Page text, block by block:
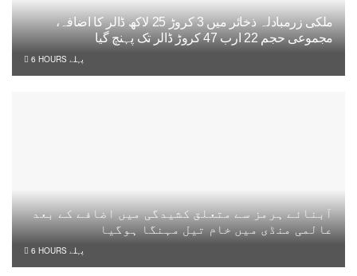
ملکی زرمبادلہ ذخائر میں 3 کروڑ 25 لاکھ ڈالر کا اضافہ،
مجموعی حجم 22 ارب 47 کروڑ ڈالر تک پہنچ گیا
6 HOURS پہلے
آبنائے ہرمز سے متعلق کشیدگی میں اضافے کے بعد
عالمی منڈی میں خام تیل مہنگا ہوگیا
6 HOURS پہلے